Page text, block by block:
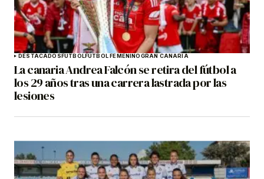
DESTACADOS FÚTBOLFÚTBOL FEMENINOGRAN CANARIA
La canaria Andrea Falcón se retira del fútbol a
los 29 años tras una carrera lastrada por las
lesiones